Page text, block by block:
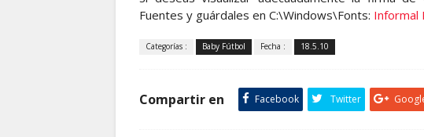
Fuentes y guárdales en C:\Windows\Fonts: Informal
Categorías : Baby Fútbol Fecha : 18.5.10
Compartir en Facebook Twitter